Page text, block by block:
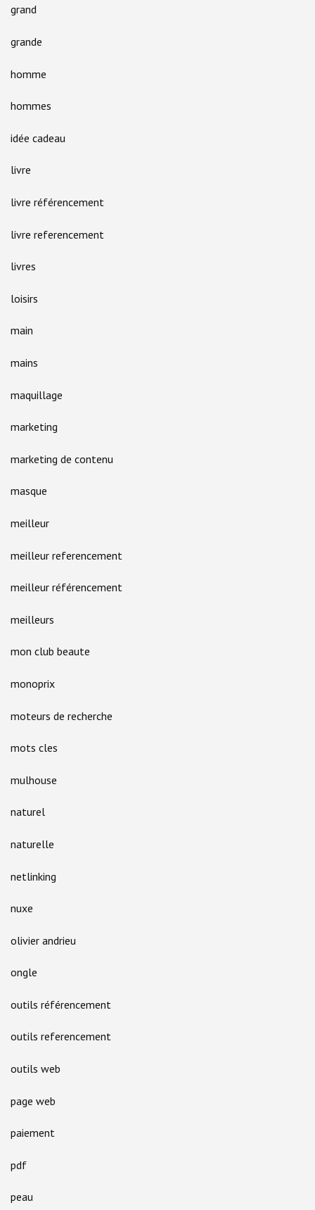
grand
grande
homme
hommes
idée cadeau
livre
livre référencement
livre referencement
livres
loisirs
main
mains
maquillage
marketing
marketing de contenu
masque
meilleur
meilleur referencement
meilleur référencement
meilleurs
mon club beaute
monoprix
moteurs de recherche
mots cles
mulhouse
naturel
naturelle
netlinking
nuxe
olivier andrieu
ongle
outils référencement
outils referencement
outils web
page web
paiement
pdf
peau